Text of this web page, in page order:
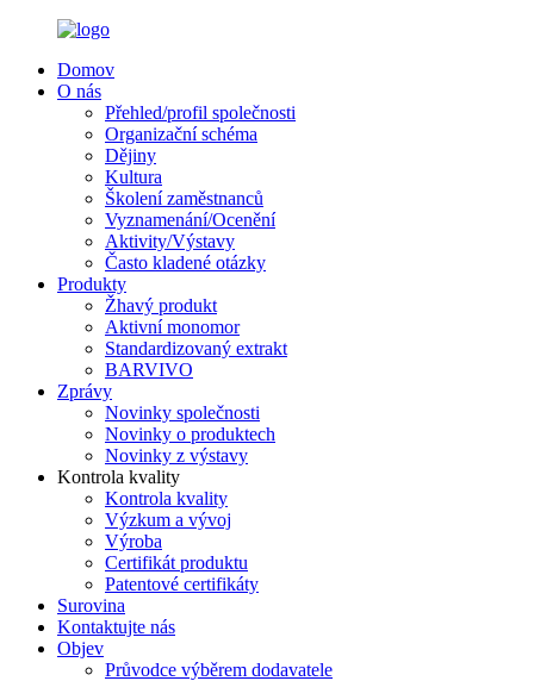
Domov
O nás
Přehled/profil společnosti
Organizační schéma
Dějiny
Kultura
Školení zaměstnanců
Vyznamenání/Ocenění
Aktivity/Výstavy
Často kladené otázky
Produkty
Žhavý produkt
Aktivní monomor
Standardizovaný extrakt
BARVIVO
Zprávy
Novinky společnosti
Novinky o produktech
Novinky z výstavy
Kontrola kvality
Kontrola kvality
Výzkum a vývoj
Výroba
Certifikát produktu
Patentové certifikáty
Surovina
Kontaktujte nás
Objev
Průvodce výběrem dodavatele